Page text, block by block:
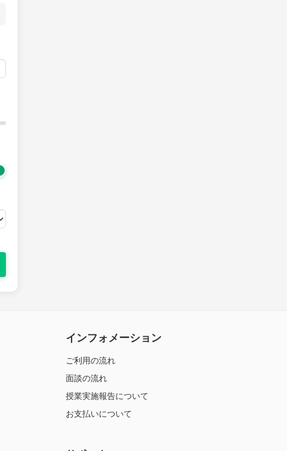
インフォメーション
ご利用の流れ
面談の流れ
授業実施報告について
お支払いについて